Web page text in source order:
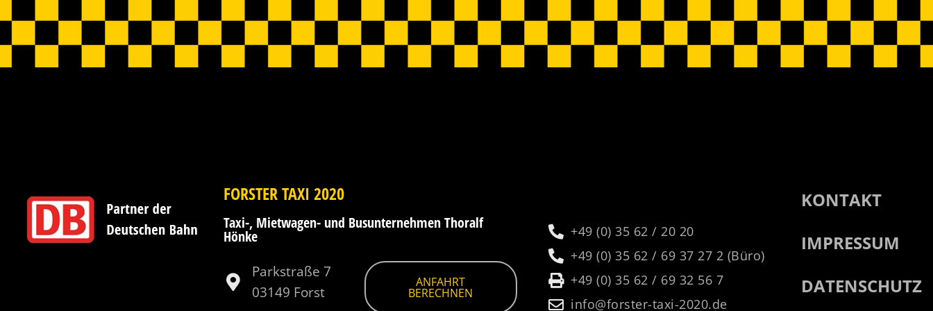
FORSTER TAXI 2020
Taxi-, Mietwagen- und Busunternehmen Thoralf
Hönke
Parkstraße 7
03149 Forst
ANFAHRT
BERECHNEN
+49 (0) 35 62 / 20 20
+49 (0) 35 62 / 69 37 27 2 (Büro)
+49 (0) 35 62 / 69 32 56 7
info@forster-taxi-2020.de
KONTAKT
IMPRESSUM
DATENSCHUTZ